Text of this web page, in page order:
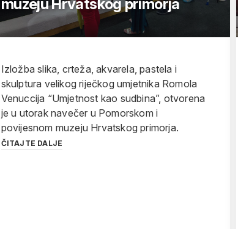
muzeju Hrvatskog primorja
Izložba slika, crteža, akvarela, pastela i
skulptura velikog riječkog umjetnika Romola
Venuccija “Umjetnost kao sudbina”, otvorena
je u utorak navečer u Pomorskom i
povijesnom muzeju Hrvatskog primorja.
ČITAJTE DALJE